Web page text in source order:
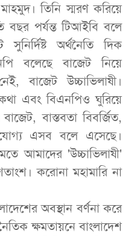
তিনি স্মরণ করিয়ে
পর্যন্ত টিআইবি বলে
অর্থনৈতি দিক
বলেছে বাজেট নিয়ে
বাজেট উচ্চাভিলাষী।
এবং বিএনপিও ঘুরিয়ে
বাস্তবতা বিবর্জিত,
এসব বলে এসেছে।
আমাদের 'উচ্চাভিলাষী'
করোনা মহামারি না
অবস্থান বর্ণনা করে
ক্ষমতায়নে বাংলাদেশ